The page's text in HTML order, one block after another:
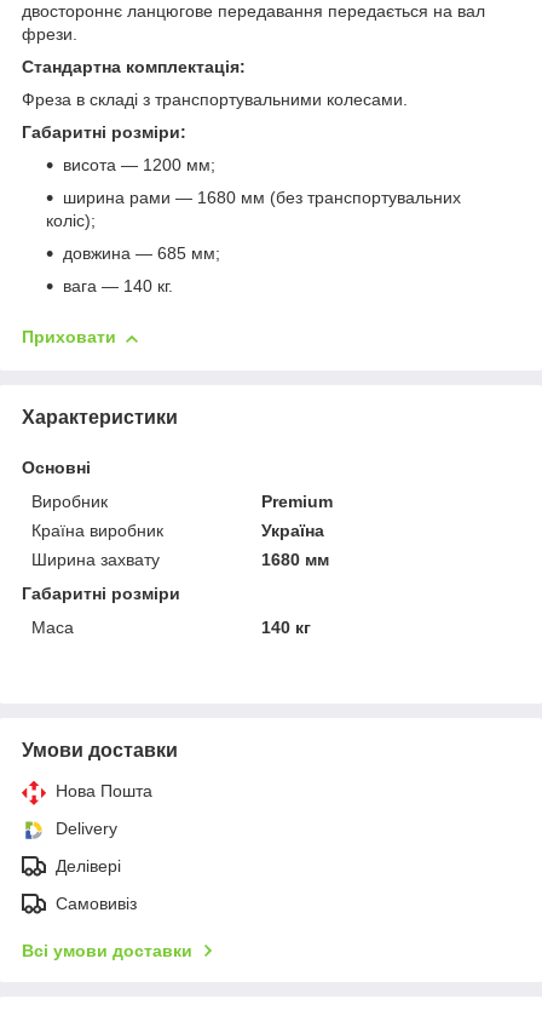
двостороннє ланцюгове передавання передається на вал
фрези.
Стандартна комплектація:
Фреза в складі з транспортувальними колесами.
Габаритні розміри:
висота — 1200 мм;
ширина рами — 1680 мм (без транспортувальних
коліс);
довжина — 685 мм;
вага — 140 кг.
Приховати
Характеристики
Основні
Виробник
Premium
Країна виробник
Україна
Ширина захвату
1680 мм
Габаритні розміри
Маса
140 кг
Умови доставки
Нова Пошта
Delivery
Делівері
Самовивіз
Всі умови доставки